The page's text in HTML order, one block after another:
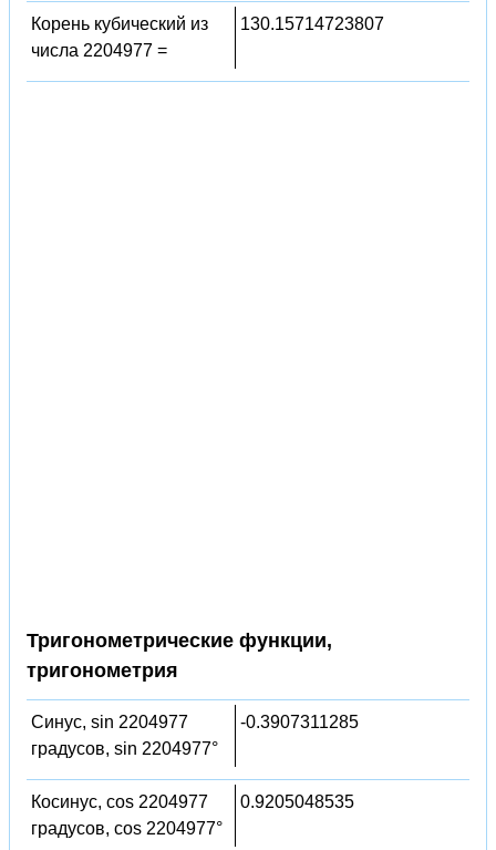
Корень кубический из
числа 2204977 =
130.15714723807
Тригонометрические функции,
тригонометрия
Синус, sin 2204977
градусов, sin 2204977°
-0.3907311285
Косинус, cos 2204977
градусов, cos 2204977°
0.9205048535